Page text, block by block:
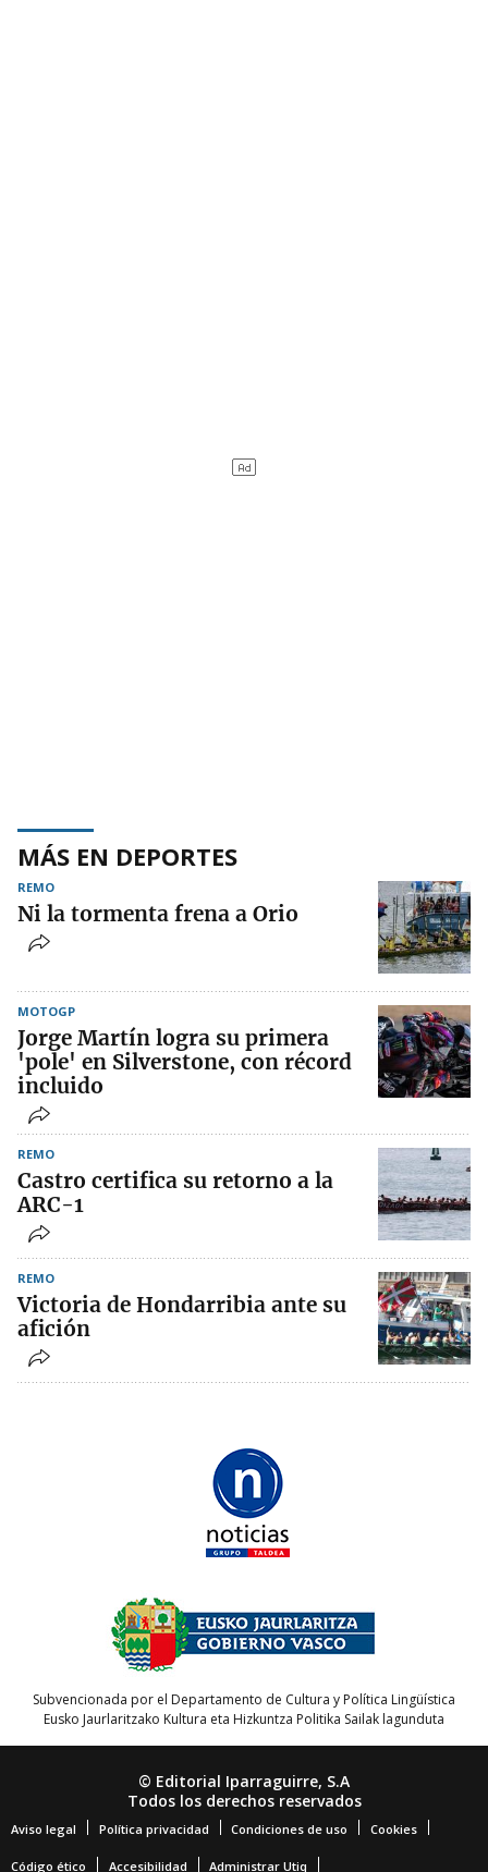
MÁS EN DEPORTES
REMO
Ni la tormenta frena a Orio
MOTOGP
Jorge Martín logra su primera
'pole' en Silverstone, con récord
incluido
REMO
Castro certifica su retorno a la
ARC-1
REMO
Victoria de Hondarribia ante su
afición
Subvencionada por el Departamento de Cultura y Política Lingüística
Eusko Jaurlaritzako Kultura eta Hizkuntza Politika Sailak lagunduta
© Editorial Iparraguirre, S.A
Todos los derechos reservados
Aviso legal Política privacidad Condiciones de uso Cookies
Código ético Accesibilidad Administrar Utiq